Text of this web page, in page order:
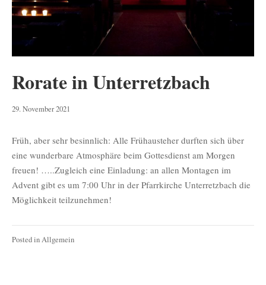
Rorate in Unterretzbach
29. November 2021
Früh, aber sehr besinnlich: Alle Frühausteher durften sich über
eine wunderbare Atmosphäre beim Gottesdienst am Morgen
freuen! …..Zugleich eine Einladung: an allen Montagen im
Advent gibt es um 7:00 Uhr in der Pfarrkirche Unterretzbach die
Möglichkeit teilzunehmen!
Posted inAllgemein